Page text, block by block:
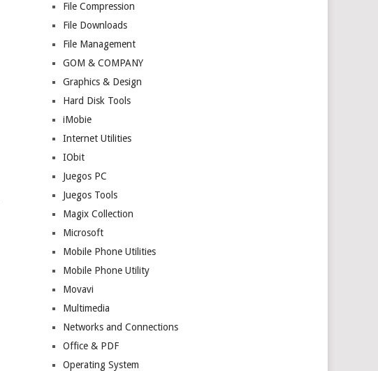
File Compression
File Downloads
File Management
GOM & COMPANY
Graphics & Design
Hard Disk Tools
iMobie
Internet Utilities
IObit
Juegos PC
Juegos Tools
Magix Collection
Microsoft
Mobile Phone Utilities
Mobile Phone Utility
Movavi
Multimedia
Networks and Connections
Office & PDF
Operating System